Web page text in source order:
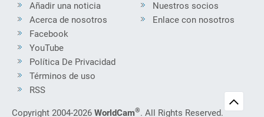
Añadir una noticia
Acerca de nosotros
Nuestros socios
Enlace con nosotros
Facebook
YouTube
Política De Privacidad
Términos de uso
RSS
Copyright 2004-2026 WorldCam®. All Rights Reserved.